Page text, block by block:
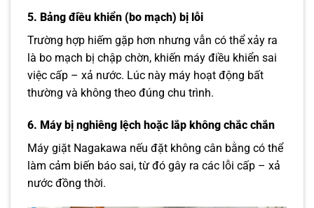
5. Bảng điều khiển (bo mạch) bị lỗi
Trường hợp hiếm gặp hơn nhưng vẫn có thể xảy ra
là bo mạch bị chập chờn, khiến máy điều khiển sai
việc cấp – xả nước. Lúc này máy hoạt động bất
thường và không theo đúng chu trình.
6. Máy bị nghiêng lệch hoặc lắp không chắc chắn
Máy giặt Nagakawa nếu đặt không cân bằng có thể
làm cảm biến báo sai, từ đó gây ra các lỗi cấp – xả
nước đồng thời.